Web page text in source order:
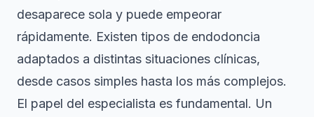
desaparece sola y puede empeorar
rápidamente. Existen tipos de endodoncia
adaptados a distintas situaciones clínicas,
desde casos simples hasta los más complejos.
El papel del especialista es fundamental. Un